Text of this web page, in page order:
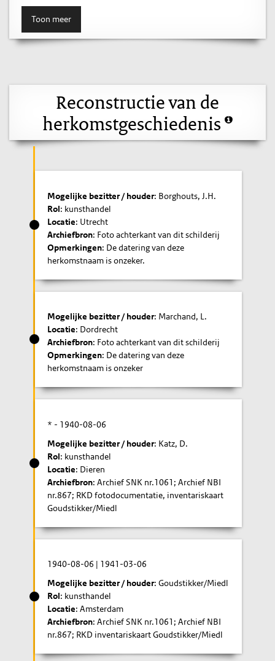
Toon meer
Reconstructie van de
herkomstgeschiedenis
Mogelijke bezitter / houder: Borghouts, J.H.
Rol: kunsthandel
Locatie: Utrecht
Archiefbron: Foto achterkant van dit schilderij
Opmerkingen: De datering van deze
herkomstnaam is onzeker.
Mogelijke bezitter / houder: Marchand, L.
Locatie: Dordrecht
Archiefbron: Foto achterkant van dit schilderij
Opmerkingen: De datering van deze
herkomstnaam is onzeker
* - 1940-08-06
Mogelijke bezitter / houder: Katz, D.
Rol: kunsthandel
Locatie: Dieren
Archiefbron: Archief SNK nr.1061; Archief NBI
nr.867; RKD fotodocumentatie, inventariskaart
Goudstikker/Miedl
1940-08-06 | 1941-03-06
Mogelijke bezitter / houder: Goudstikker/Miedl
Rol: kunsthandel
Locatie: Amsterdam
Archiefbron: Archief SNK nr.1061; Archief NBI
nr.867; RKD inventariskaart Goudstikker/Miedl